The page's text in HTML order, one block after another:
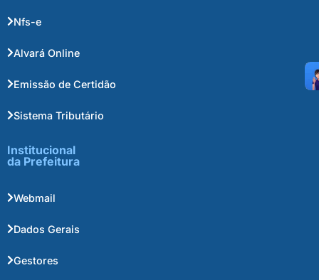
Nfs-e
Alvará Online
Emissão de Certidão
Sistema Tributário
Institucional
da Prefeitura
Webmail
Dados Gerais
Gestores